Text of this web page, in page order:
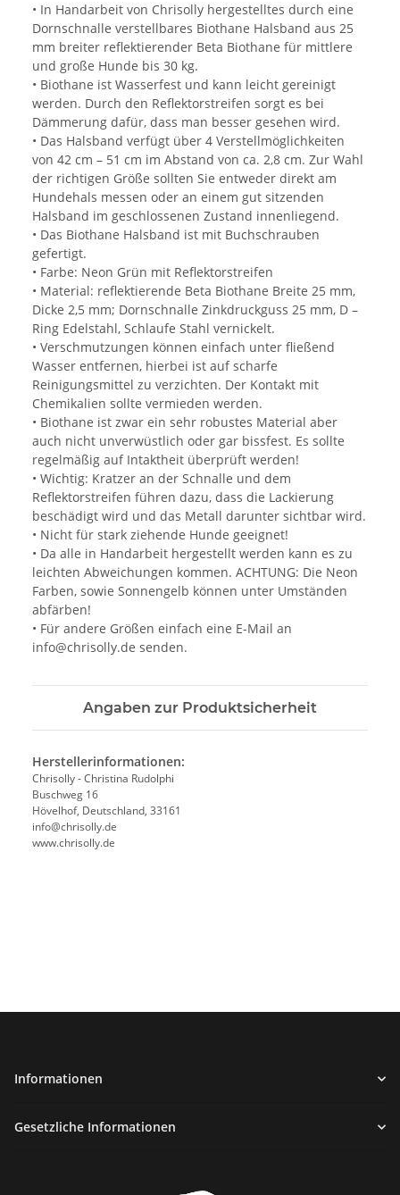
• In Handarbeit von Chrisolly hergestelltes durch eine
Dornschnalle verstellbares Biothane Halsband aus 25
mm breiter reflektierender Beta Biothane für mittlere
und große Hunde bis 30 kg.
• Biothane ist Wasserfest und kann leicht gereinigt
werden. Durch den Reflektorstreifen sorgt es bei
Dämmerung dafür, dass man besser gesehen wird.
• Das Halsband verfügt über 4 Verstellmöglichkeiten
von 42 cm – 51 cm im Abstand von ca. 2,8 cm. Zur Wahl
der richtigen Größe sollten Sie entweder direkt am
Hundehals messen oder an einem gut sitzenden
Halsband im geschlossenen Zustand innenliegend.
• Das Biothane Halsband ist mit Buchschrauben
gefertigt.
• Farbe: Neon Grün mit Reflektorstreifen
• Material: reflektierende Beta Biothane Breite 25 mm,
Dicke 2,5 mm; Dornschnalle Zinkdruckguss 25 mm, D –
Ring Edelstahl, Schlaufe Stahl vernickelt.
• Verschmutzungen können einfach unter fließend
Wasser entfernen, hierbei ist auf scharfe
Reinigungsmittel zu verzichten. Der Kontakt mit
Chemikalien sollte vermieden werden.
• Biothane ist zwar ein sehr robustes Material aber
auch nicht unverwüstlich oder gar bissfest. Es sollte
regelmäßig auf Intaktheit überprüft werden!
• Wichtig: Kratzer an der Schnalle und dem
Reflektorstreifen führen dazu, dass die Lackierung
beschädigt wird und das Metall darunter sichtbar wird.
• Nicht für stark ziehende Hunde geeignet!
• Da alle in Handarbeit hergestellt werden kann es zu
leichten Abweichungen kommen. ACHTUNG: Die Neon
Farben, sowie Sonnengelb können unter Umständen
abfärben!
• Für andere Größen einfach eine E-Mail an
info@chrisolly.de senden.
Angaben zur Produktsicherheit
Herstellerinformationen:
Chrisolly - Christina Rudolphi
Buschweg 16
Hövelhof, Deutschland, 33161
info@chrisolly.de
www.chrisolly.de
Informationen
Gesetzliche Informationen